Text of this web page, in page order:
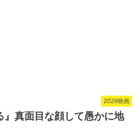
2026映画
』真面目な顔して愚かに地